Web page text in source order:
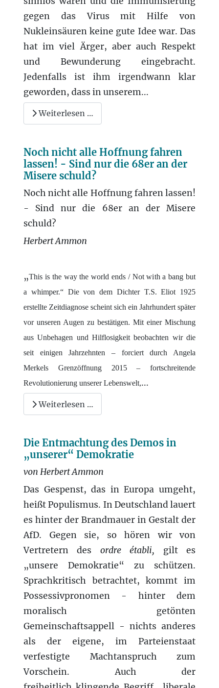
gegen das Virus mit Hilfe von
Nukleinsäuren keine gute Idee war. Das
hat im viel Ärger, aber auch Respekt
und Bewunderung eingebracht.
Jedenfalls ist ihm irgendwann klar
geworden, dass in unserem...
Weiterlesen …
Noch nicht alle Hoffnung fahren
lassen! - Sind nur die 68er an der
Misere schuld?
Noch nicht alle Hoffnung fahren lassen!
- Sind nur die 68er an der Misere
schuld?
Herbert Ammon
„This is the way the world ends / Not with a bang but
a whimper.“ Die von dem Dichter T.S. Eliot 1925
erstellte Zeitdiagnose scheint sich ein Jahrhundert später
vor unseren Augen zu bestätigen. Mit einer Mischung
aus Unbehagen und Hilflosigkeit beobachten wir die
seit einigen Jahrzehnten – forciert durch Angela
Merkels Grenzöffnung 2015 – fortschreitende
Revolutionierung unserer Lebenswelt,...
Weiterlesen …
Die Entmachtung des Demos in
„unserer“ Demokratie
von Herbert Ammon
Das Gespenst, das in Europa umgeht,
heißt Populismus. In Deutschland lauert
es hinter der Brandmauer in Gestalt der
AfD. Gegen sie, so hören wir von
Vertretern
des ordre établi, gilt es
„unsere Demokratie“ zu schützen.
Sprachkritisch betrachtet, kommt im
Possessivpronomen - hinter dem
moralisch getönten
Gemeinschaftsappell - nichts anderes
als der eigene, im Parteienstaat
verfestigte Machtanspruch zum
Vorschein. Auch der